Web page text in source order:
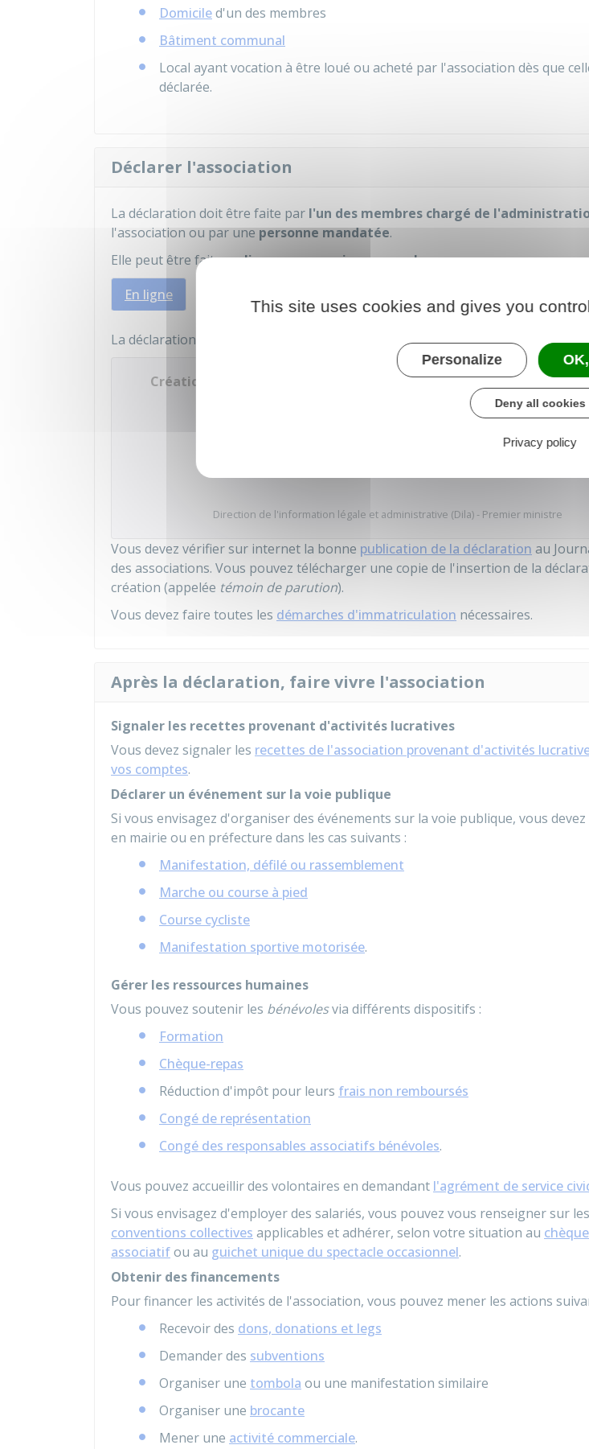
Domiciled'un des membres
Bâtiment communal
Local ayant vocation à être loué ou acheté par l'association dès que
déclarée.
Déclarer l'association
La déclaration doit être faite par l'un des membres chargé de
l'association ou par unepersonne mandatée.
Elle peut être faiteen ligne,par courrierousur place.
En ligne
La déclaration peut être faite en utilisant le téléservice e-création :
Création d'une association (e-création)
Direction de l'information légale et administrative (Dila) - Premier ministre
Vous devez vérifier sur internet la bonne publication de la déclaration au
des associations. Vous pouvez télécharger une copie de l'insertion de la
création (appelée témoin de parution).
Vous devez faire toutes les démarches d'immatriculation nécessaires.
Après la déclaration, faire vivre l'association
Signaler les recettes provenant d'activités lucratives
Vous devez signaler les recettes de l'association provenant d'activités
vos comptes.
Déclarer un événement sur la voie publique
Si vous envisagez d'organiser des événements sur la voie publique, vous
en mairie ou en préfecture dans les cas suivants :
Manifestation, défilé ou rassemblement
Marche ou course à pied
Course cycliste
Manifestation sportive motorisée.
Gérer les ressources humaines
Vous pouvez soutenir les bénévolesvia différents dispositifs :
Formation
Chèque-repas
Réduction d'impôt pour leurs frais non remboursés
Congé de représentation
Congé des responsables associatifs bénévoles.
Vous pouvez accueillir des volontaires en demandant l'agrément de service
Si vous envisagez d'employer des salariés, vous pouvez vous renseigner sur les
conventions collectives applicables et adhérer, selon votre situation au
associatifou au guichet unique du spectacle occasionnel.
Obtenir des financements
Pour financer les activités de l'association, vous pouvez mener les actions
Recevoir des dons, donations et legs
Demander des subventions
Organiser une tombola ou une manifestation similaire
Organiser une brocante
Mener une activité commerciale.
This site uses cookies and gives you
Personalize
Deny all cookies
Privacy policy